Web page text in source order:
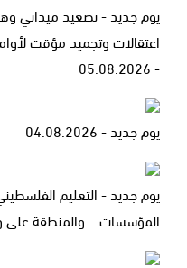
يوم جديد - تصعيد ميداني
اعتقالات وتجميد مؤقت
- 05.08.2026
يوم جديد - 04.08.2026
يوم جديد - التعليم
المؤسسات... والمنطقة على وقع